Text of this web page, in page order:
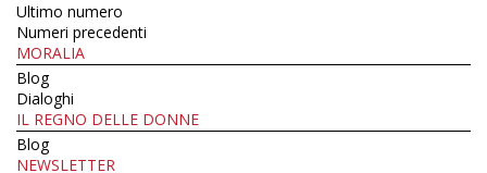
Ultimo numero
Numeri precedenti
MORALIA
Blog
Dialoghi
IL REGNO DELLE DONNE
Blog
NEWSLETTER